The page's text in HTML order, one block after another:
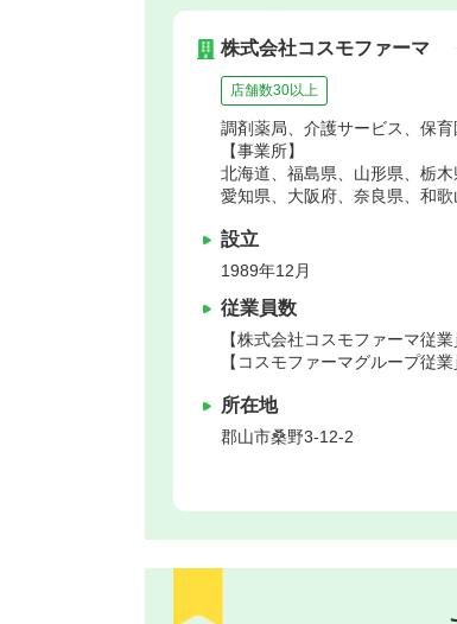
株式会社コスモファーマ
店舗数30以上
調剤薬局、介護サービス、保育
【事業所】
北海道、福島県、山形県、栃
愛知県、大阪府、奈良県、和歌
設立
1989年12月
従業員数
【株式会社コスモファーマ従
【コスモファーマグループ従
所在地
郡山市桑野3‐12‐2